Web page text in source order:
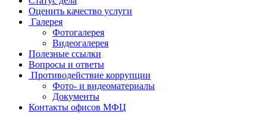
Оценить качество услуги
Галерея
Фотогалерея
Видеогалерея
Полезные ссылки
Вопросы и ответы
Противодействие коррупции
Фото- и видеоматериалы
Документы
Контакты офисов МФЦ